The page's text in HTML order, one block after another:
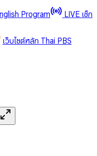
Program
LIVE เช็ก
เว็บไซต์หลัก Thai PBS